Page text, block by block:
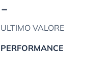
-
ULTIMO VALORE
PERFORMANCE